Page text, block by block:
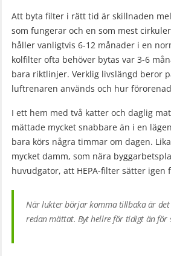
Att byta filter i rätt tid är skillnaden
som fungerar och en som mest
håller vanligtvis 6-12 månader i en
kolfilter ofta behöver bytas var 3-6
bara riktlinjer. Verklig livslängd beror
luftrenaren används och hur
I ett hem med två katter och daglig
mättade mycket snabbare än i en
bara körs några timmar om dagen.
mycket damm, som nära
huvudgator, att HEPA-filter sätter igen
När lukter börjar komma tillbaka är
redan mättat. Byt hellre för tidigt än för